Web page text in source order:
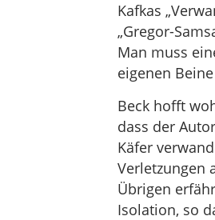
Kafkas
„Gregor-
Man muss
eigenen
Beck hofft
dass der
Käfer
Verletzungen
Übrigen
Isolation, so